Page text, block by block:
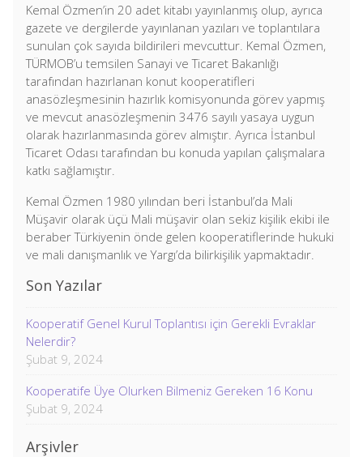
Kemal Özmen’in 20 adet kitabı yayınlanmış olup, ayrıca
gazete ve dergilerde yayınlanan yazıları ve toplantılara
sunulan çok sayıda bildirileri mevcuttur. Kemal Özmen,
TÜRMOB’u temsilen Sanayi ve Ticaret Bakanlığı
tarafından hazırlanan konut kooperatifleri
anasözleşmesinin hazırlık komisyonunda görev yapmış
ve mevcut anasözleşmenin 3476 sayılı yasaya uygun
olarak hazırlanmasında görev almıştır. Ayrıca İstanbul
Ticaret Odası tarafından bu konuda yapılan çalışmalara
katkı sağlamıştır.
Kemal Özmen 1980 yılından beri İstanbul’da Mali
Müşavir olarak üçü Mali müşavir olan sekiz kişilik ekibi ile
beraber Türkiyenin önde gelen kooperatiflerinde hukuki
ve mali danışmanlık ve Yargı’da bilirkişilik yapmaktadır.
Son Yazılar
Kooperatif Genel Kurul Toplantısı için Gerekli Evraklar
Nelerdir?
Şubat 9, 2024
Kooperatife Üye Olurken Bilmeniz Gereken 16 Konu
Şubat 9, 2024
Arşivler